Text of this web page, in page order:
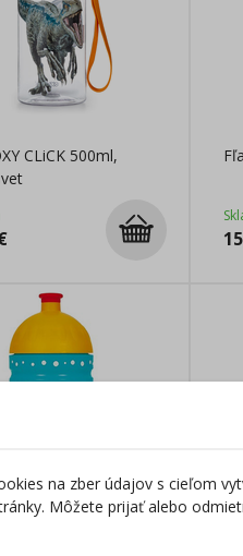
CLiCK 500ml,
na zber údajov s cieľom
Môžete prijať alebo